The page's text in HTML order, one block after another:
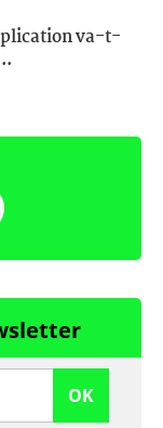
va-t-
OK